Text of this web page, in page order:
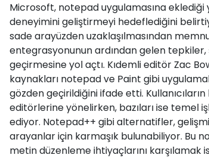
Microsoft, notepad uygulamasına eklediği
deneyimini geliştirmeyi hedeflediğini
sade arayüzden uzaklaşılmasından
entegrasyonunun ardından gelen
geçirmesine yol açtı. Kıdemli editör Zac
kaynakları notepad ve Paint gibi
gözden geçirildiğini ifade etti.
editörlerine yönelirken, bazıları ise temel
ediyor. Notepad++ gibi alternatifler,
arayanlar için karmaşık bulunabiliyor. Bu
metin düzenleme ihtiyaçlarını